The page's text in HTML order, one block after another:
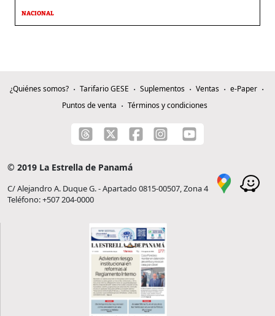
NACIONAL
¿Quiénes somos? Tarifario GESE Suplementos Ventas
e-Paper
Puntos de venta
Términos y condiciones
© 2019 La Estrella de Panamá
C/ Alejandro A. Duque G. - Apartado 0815-00507, Zona 4
Teléfono: +507 204-0000